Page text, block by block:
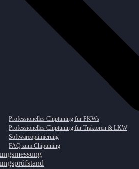
Professionelles Chiptuning für PKWs
Professionelles Chiptuning für Traktoren & LKW
Softwareoptimierung
FAQ zum Chiptuning